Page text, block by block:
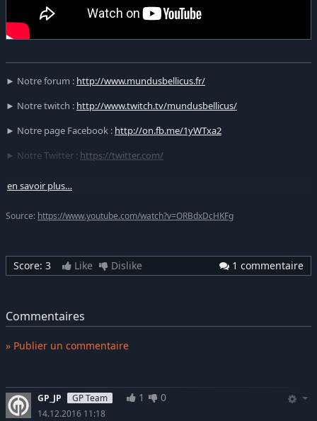
► Notre forum : http://www.mundusbellicus.fr/
► Notre twitch : http://www.twitch.tv/mundusbellicus/
► Notre page Facebook : http://on.fb.me/1yWTxa2
► Notre Twitter : https://twitter.com/
► Notre chaine secondaire :
https://www.youtube.com/channel/UC68SLSR3-wc3DjysoJiNOsQ
ref=MundBel
en savoir plus…
Source: https://www.youtube.com/watch?v=ORBdxDcHKFg
Score: 3 Like Dislike 1 commentaire
Commentaires
» Publier un commentaire
GP_JP GP Team 1 0
14.12.2016 11:18